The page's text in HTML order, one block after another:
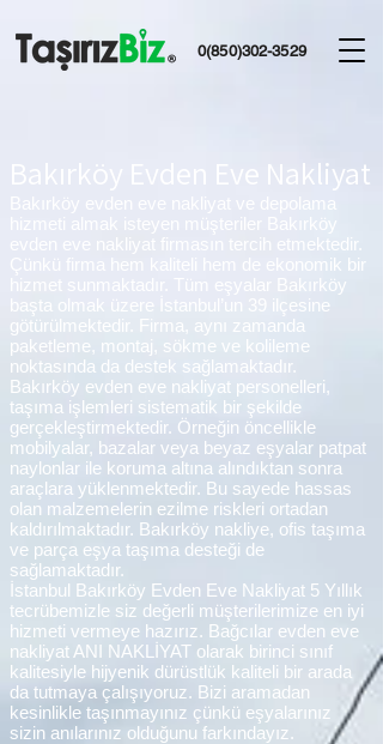
0(850)302-3529
Bakırköy Evden Eve Nakliyat
Bakırköy evden eve nakliyat ve depolama
hizmeti almak isteyen müşteriler Bakırköy
evden eve nakliyat firmasın tercih etmektedir.
Çünkü firma hem kaliteli hem de ekonomik bir
hizmet sunmaktadır. Tüm eşyalar Bakırköy
başta olmak üzere İstanbul’un 39 ilçesine
götürülmektedir. Firma, aynı zamanda
paketleme, montaj, sökme ve kolileme
noktasında da destek sağlamaktadır.
Bakırköy evden eve nakliyat personelleri,
taşıma işlemleri sistematik bir şekilde
gerçekleştirmektedir. Örneğin öncellikle
mobilyalar, bazalar veya beyaz eşyalar patpat
naylonlar ile koruma altına alındıktan sonra
araçlara yüklenmektedir. Bu sayede hassas
olan malzemelerin ezilme riskleri ortadan
kaldırılmaktadır. Bakırköy nakliye, ofis taşıma
ve parça eşya taşıma desteği de
sağlamaktadır.
İstanbul Bakırköy Evden Eve Nakliyat 5 Yıllık
tecrübemizle siz değerli müşterilerimize en iyi
hizmeti vermeye hazırız. Bağcılar evden eve
nakliyat ANI NAKLİYAT olarak birinci sınıf
kalitesiyle hijyenik dürüstlük kaliteli bir arada
da tutmaya çalışıyoruz. Bizi aramadan
kesinlikle taşınmayınız çünkü eşyalarınız
sizin anılarınız olduğunu farkındayız.